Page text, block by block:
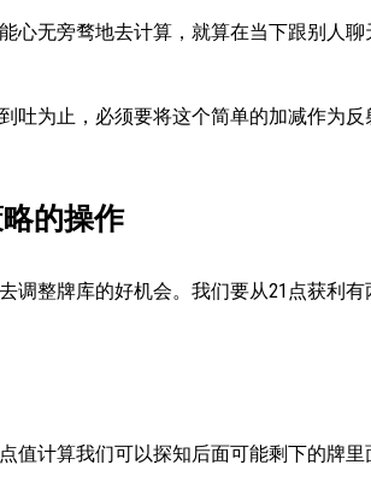
心无旁骛地去计算，就算在当下跟别人
吐为止，必须要将这个简单的加减作为
的操作
整牌库的好机会。我们要从21点获利有
值计算我们可以探知后面可能剩下的牌